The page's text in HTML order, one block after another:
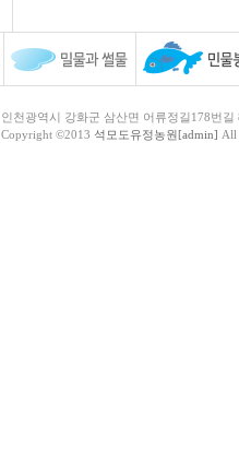
인천광역시 강화군 삼산면 어류정길178번
Copyright ©2013 석모도유정농원[admin] All